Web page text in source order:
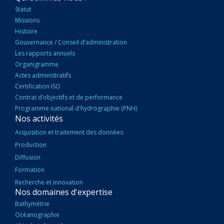
PRINCIPALE
Statut
Missions
Histoire
Gouvernance / Conseil d’administration
Les rapports annuels
Organigramme
Actes administratifs
Certification ISO
Contrat d’objectifs et de performance
Programme national d'hydrographie (PNH)
Nos activités
Acquisition et traitement des données
Production
Diffusion
Formation
Recherche et innovation
Nos domaines d'expertise
Bathymétrie
Océanographie